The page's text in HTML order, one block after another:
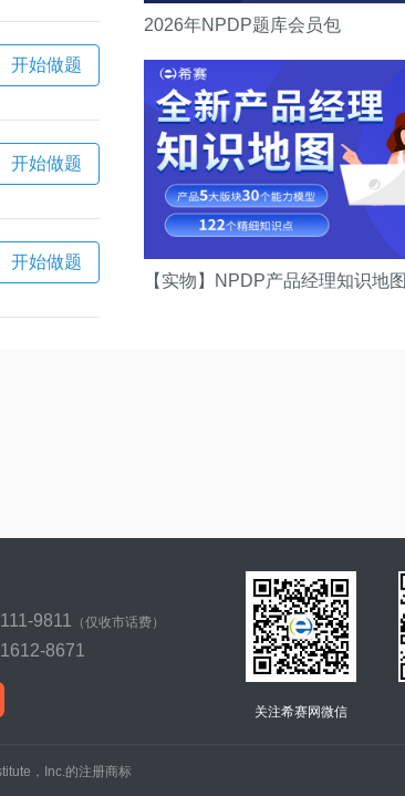
开始做题
开始做题
开始做题
2026年NPDP题库会员包
【实物】NPDP产品经理知识地图
9811
（仅收市话费）
8671
关注希赛网微信
，Inc.的注册商标